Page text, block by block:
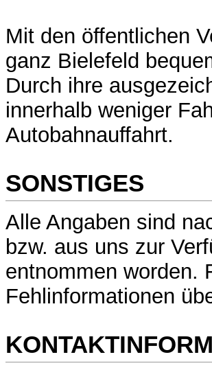
Mit den öffentlichen
ganz Bielefeld
Durch ihre
innerhalb weniger
Autobahnauffahrt.
SONSTIGES
Alle Angaben sind
bzw. aus uns zur
entnommen worden.
Fehlinformationen